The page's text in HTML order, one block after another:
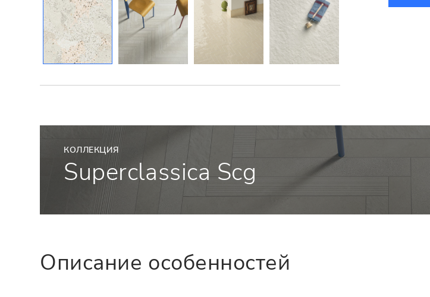
КОЛЛЕКЦИЯ
Superclassica Scg
Описание особенностей